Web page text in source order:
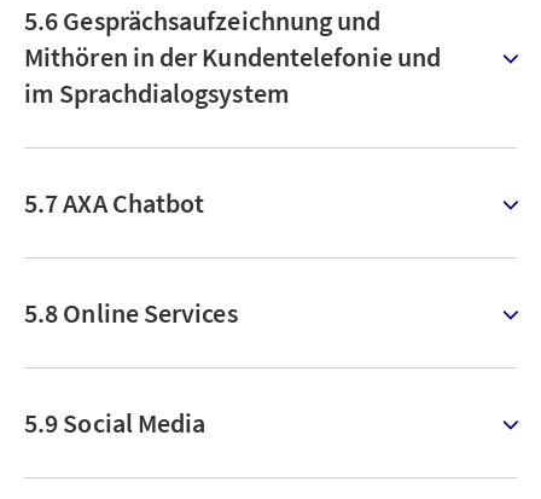
5.6 Gesprächsaufzeichnung und
Mithören in der Kundentelefonie und
im Sprachdialogsystem
5.7 AXA Chatbot
5.8 Online Services
5.9 Social Media